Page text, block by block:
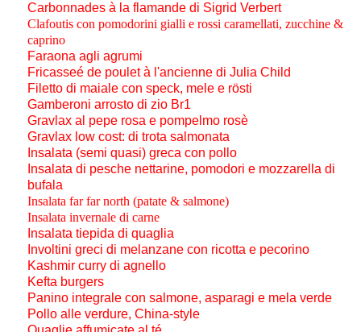
Carbonnades à la flamande di Sigrid Verbert
Clafoutis con pomodorini gialli e rossi caramellati, zucchine &
caprino
Faraona agli agrumi
Fricasseé de poulet à l'ancienne di Julia Child
Filetto di maiale con speck, mele e rösti
Gamberoni arrosto di zio Br1
Gravlax al pepe rosa e pompelmo rosè
Gravlax low cost: di trota salmonata
Insalata (semi quasi) greca con pollo
Insalata di pesche nettarine, pomodori e mozzarella di
bufala
Insalata far far north (patate & salmone)
Insalata invernale di carne
Insalata tiepida di quaglia
Involtini greci di melanzane con ricotta e pecorino
Kashmir curry di agnello
Kefta burgers
Panino integrale con salmone, asparagi e mela verde
Pollo alle verdure, China-style